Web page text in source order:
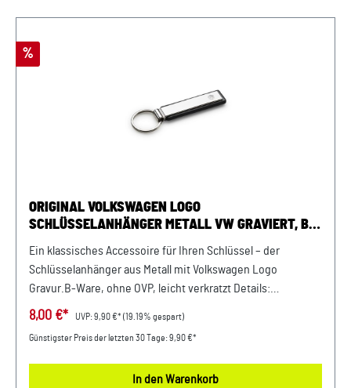
Rabatt
%
ORIGINAL VOLKSWAGEN LOGO
SCHLÜSSELANHÄNGER METALL VW GRAVIERT, B-
Ein klassisches Accessoire für Ihren Schlüssel – der
Schlüsselanhänger aus Metall mit Volkswagen Logo
Gravur.B-Ware, ohne OVP, leicht verkratzt Details:
Schriftzug VW Logo als Gravur Abmessungen: 100 mm
Metall / PU Leder Farbe: Silber
8,00 €* UVP:9,90 €* (19.19% gespart)
Günstigster Preis der letzten 30 Tage: 9,90 €*
In den Warenkorb